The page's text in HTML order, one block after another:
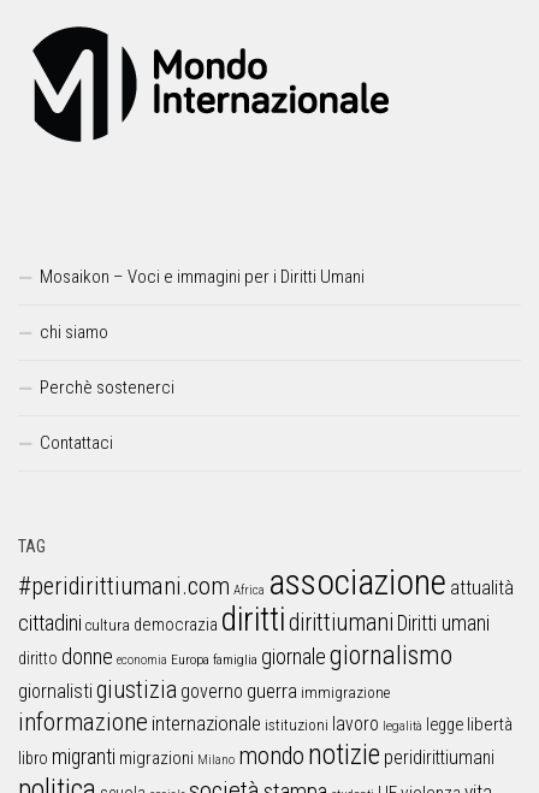
Mosaikon – Voci e immagini per i Diritti Umani
chi siamo
Perchè sostenerci
Contattaci
TAG
#peridirittiumani.com Africa associazione attualità
cittadini cultura democrazia dirittidirittiumani Diritti umani
diritto donne economia Europa famiglia giornalegiornalismo
giornalistigiustizia governo guerra immigrazione
informazione internazionale istituzioni lavoro legalità legge libertà
libro migranti migrazioni Milano mondo notizie peridirittiumani